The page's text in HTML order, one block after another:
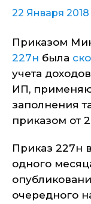
22 Января
Приказом
227н была
учета
ИП,
заполнения
приказом от
Приказ 227н
одного
очередного